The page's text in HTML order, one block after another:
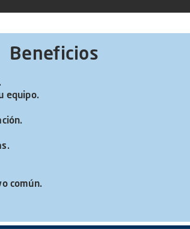
Beneficios
equipo.
común.